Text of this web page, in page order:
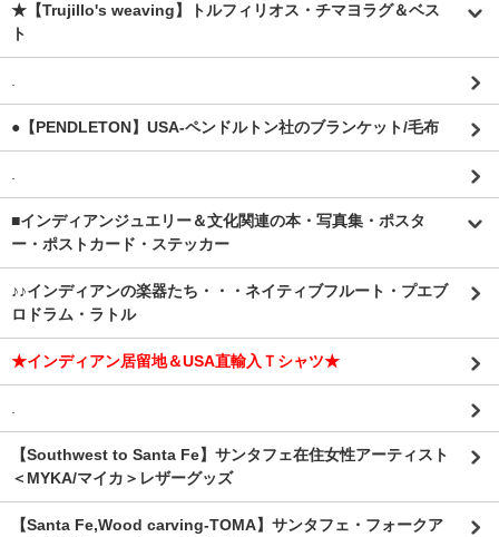
★【Trujillo's weaving】トルフィリオス・チマヨラグ＆ベス
ト
●【PENDLETON】USA-ペンドルトン社のブランケット/毛布
■インディアンジュエリー＆文化関連の本・写真集・ポスタ
ー・ポストカード・ステッカー
♪♪インディアンの楽器たち・・・ネイティブフルート・プエブ
ロドラム・ラトル
★インディアン居留地＆USA直輸入Ｔシャツ★
【Southwest to Santa Fe】サンタフェ在住女性アーティスト
＜MYKA/マイカ＞レザーグッズ
【Santa Fe,Wood carving-TOMA】サンタフェ・フォークア